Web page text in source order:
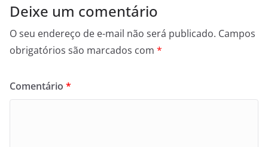
Deixe um comentário
O seu endereço de e-mail não será publicado. Campos
obrigatórios são marcados com *
Comentário *